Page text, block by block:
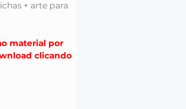
+ arte para
material por
clicando